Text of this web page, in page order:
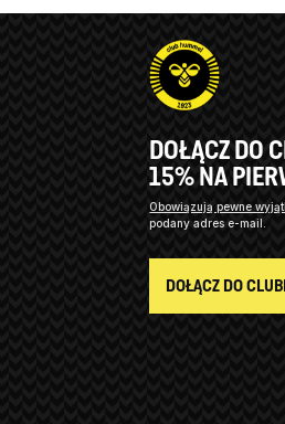
DOŁĄCZ DO
15% NA
Obowiązują pewne
podany adres e-mail.
DOŁĄCZ DO